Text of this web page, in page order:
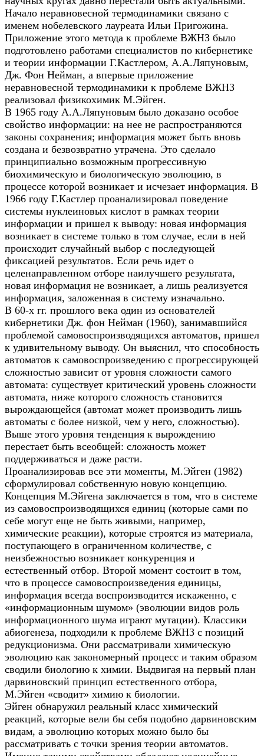
Начало неравновесной термодинамики связано с
именем нобелевского лауреата Ильи Пригожина.
Приложение этого метода к проблеме ВЖНЗ было
подготовлено работами специалистов по кибернетике
и теории информации Г.Кастлером, А.А.Ляпуновым,
Дж. Фон Нейман, а впервые приложение
неравновесной термодинамики к проблеме ВЖНЗ
реализовал физикохимик М.Эйген.
В 1965 году А.А.Ляпуновым было доказано особое
свойство информации: на нее не распространяются
законы сохранения; информация может быть вновь
создана и безвозвратно утрачена. Это сделало
принципиально возможным прогрессивную
биохимическую и биологическую эволюцию, в
процессе которой возникает и исчезает информация. В
1966 году Г.Кастлер проанализировал поведение
системы нуклеиновых кислот в рамках теории
информации и пришел к выводу: новая информация
возникает в системе только в том случае, если в ней
происходит случайный выбор с последующей
фиксацией результатов. Если речь идет о
целенаправленном отборе наилучшего результата,
новая информация не возникает, а лишь реализуется
информация, заложенная в систему изначально.
В 60-х гг. прошлого века один из основателей
кибернетики Дж. фон Нейман (1960), занимавшийся
проблемой самовоспроизводящихся автоматов, пришел
к удивительному выводу. Он выяснил, что способность
автоматов к самовоспроизведению с прогрессирующей
сложностью зависит от уровня сложности самого
автомата: существует критический уровень сложности
автомата, ниже которого сложность становится
вырождающейся (автомат может производить лишь
автоматы с более низкой, чем у него, сложностью).
Выше этого уровня тенденция к вырождению
перестает быть всеобщей: сложность может
поддерживаться и даже расти.
Проанализировав все эти моменты, М.Эйген (1982)
сформулировал собственную новую концепцию.
Концепция М.Эйгена заключается в том, что в системе
из самовоспроизводящихся единиц (которые сами по
себе могут еще не быть живыми, например,
химические реакции), которые строятся из материала,
поступающего в ограниченном количестве, с
неизбежностью возникает конкуренция и
естественный отбор. Второй момент состоит в том,
что в процессе самовоспроизведения единицы,
информация всегда воспроизводится искаженно, с
«информационным шумом» (эволюции видов роль
информационного шума играют мутации). Классики
абиогенеза, подходили к проблеме ВЖНЗ с позиций
редукционизма. Они рассматривали химическую
эволюцию как закономерный процесс и таким образом
сводили биологию к химии. Выдвигая на первый план
дарвиновский принцип естественного отбора,
М.Эйген «сводит» химию к биологии.
Эйген обнаружил реальный класс химический
реакций, которые вели бы себя подобно дарвиновским
видам, а эволюцию которых можно было бы
рассматривать с точки зрения теории автоматов.